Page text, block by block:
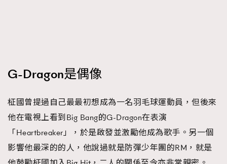
G-Dragon是偶像
柾國曾提過自己最最初想成為一名羽毛球運動員，但後來
他在電視上看到Big Bang的G-Dragon在表演
「Heartbreaker」，於是啟發並激勵他成為歌手。另一個
影響他最深的的人，他說過就是防彈少年團的RM，就是